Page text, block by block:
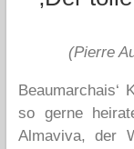
(Pierre
Beaumarchais‘
so gerne
Almaviva, der